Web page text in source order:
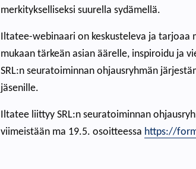
merkitykselliseksi suurella sydämellä.
Iltatee-webinaari on keskusteleva ja tarjoaa
mukaan tärkeän asian äärelle, inspiroidu ja
SRL:n seuratoiminnan ohjausryhmän
jäsenille.
Iltatee liittyy SRL:n seuratoiminnan
viimeistään ma 19.5. osoitteessa https://